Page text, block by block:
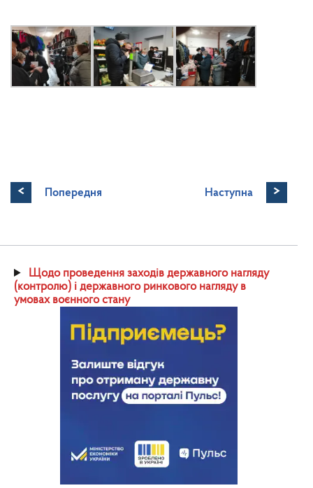
< Попередня Наступна >
Щодо проведення заходів державного нагляду
(контролю) і державного ринкового нагляду в
умовах воєнного стану